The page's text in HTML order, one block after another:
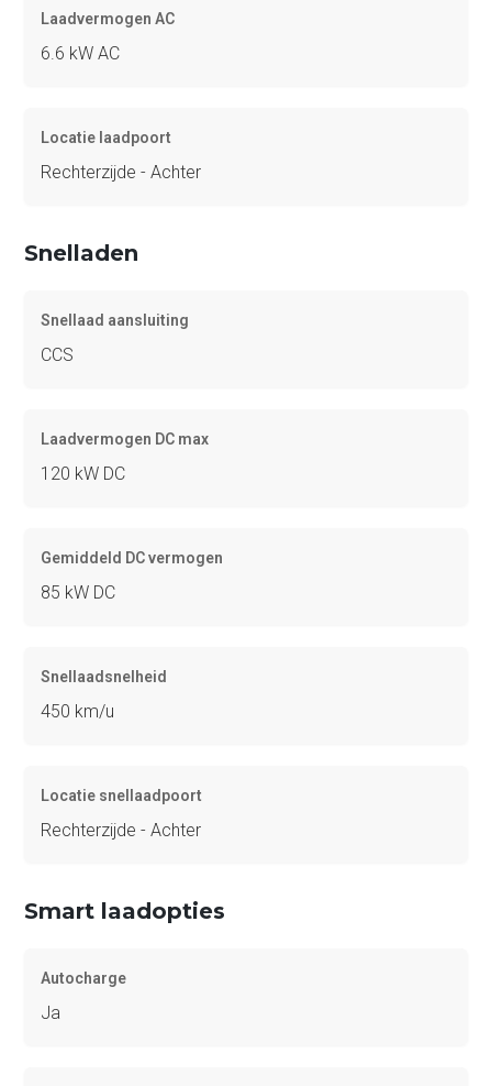
Laadvermogen AC
6.6 kW AC
Locatie laadpoort
Rechterzijde - Achter
Snelladen
Snellaad aansluiting
CCS
Laadvermogen DC max
120 kW DC
Gemiddeld DC vermogen
85 kW DC
Snellaadsnelheid
450 km/u
Locatie snellaadpoort
Rechterzijde - Achter
Smart laadopties
Autocharge
Ja